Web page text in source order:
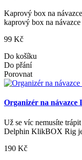
Kaprový box na
kaprový box na
99 Kč
Do košíku
Do přání
Porovnat
Organizér na
Už se víc nemusíte
Delphin KlikBOX Rig
190 Kč